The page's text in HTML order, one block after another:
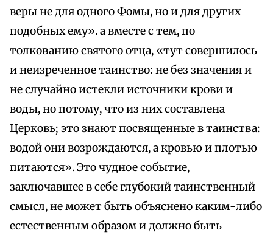
веры не для одного Фомы, но и для других
подобных ему». а вместе с тем, по
толкованию святого отца, «тут совершилось
и неизреченное таинство: не без значения и
не случайно истекли источники крови и
воды, но потому, что из них составлена
Церковь; это знают посвященные в таинства:
водой они возрождаются, а кровью и плотью
питаются». Это чудное событие,
заключавшее в себе глубокий таинственный
смысл, не может быть объяснено каким-либо
естественным образом и должно быть